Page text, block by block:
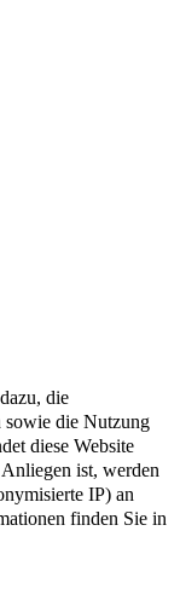
die
sowie die Nutzung
diese Website
ist, werden
IP) an
finden Sie in